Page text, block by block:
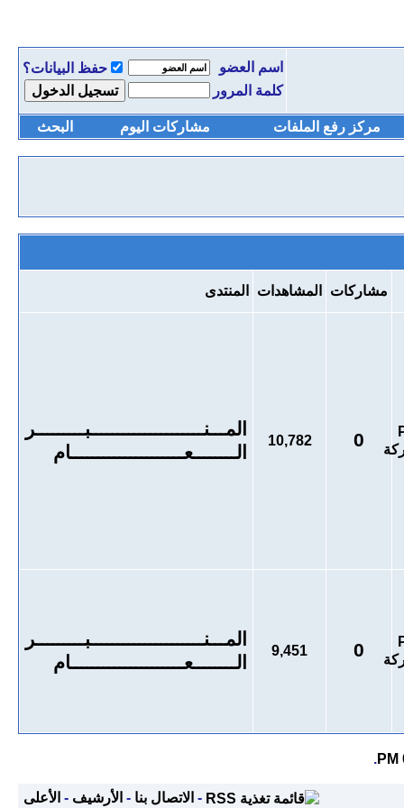
اسم العضو
حفظ البيانات؟
كلمة المرور
مركز رفع الملفات مشاركات اليوم البحث
مشاركات المشاهدات المنتدى
0
10,782
المـــنـــــــــــــــــــــبـــــــــر
الــــــــعـــــــــــــــــــــام
0
9,451
المـــنـــــــــــــــــــــبـــــــــر
الــــــــعـــــــــــــــــــــام
.
- الاتصال بنا - الأرشيف - الأعلى